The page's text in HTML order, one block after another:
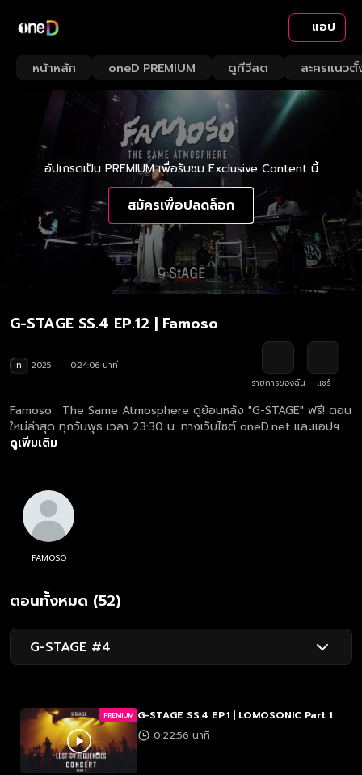
แอป
หน้าหลัก oneD PREMIUM ดูทีวีสด ละครแนวตั้
อัปเกรดเป็น PREMIUM เพื่อรับชม Exclusive Content นี้
สมัครเพื่อปลดล็อก
G-STAGE SS.4 EP.12 | Famoso
ท 2025
0:24:06 นาที
รายการของฉัน
แชร์
Famoso : The Same Atmosphere ดูย้อนหลัง "G-STAGE" ฟรี! ตอน
ใหม่ล่าสุด ทุกวันพุธ เวลา 23:30 น. ทางเว็บไซต์ oneD.net และแอปฯ
oneD
ดูเพิ่มเติม
FAMOSO
ตอนทั้งหมด (52)
G-STAGE #4
PREMIUM G-STAGE SS.4 EP.1 | LOMOSONIC Part 1
0:22:56 นาที